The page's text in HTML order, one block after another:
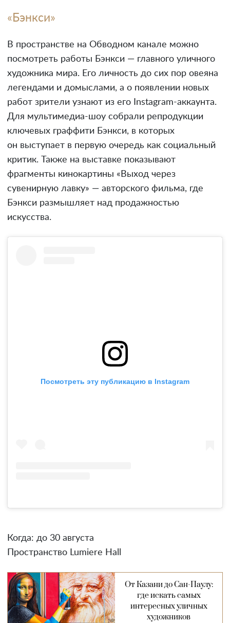
«Бэнкси»
В пространстве на Обводном канале можно
посмотреть работы Бэнкси — главного уличного
художника мира. Его личность до сих пор овеяна
легендами и домыслами, а о появлении новых
работ зрители узнают из его Instagram-аккаунта.
Для мультимедиа-шоу собрали репродукции
ключевых граффити Бэнкси, в которых
он выступает в первую очередь как социальный
критик. Также на выставке показывают
фрагменты кинокартины «Выход через
сувенирную лавку» — авторского фильма, где
Бэнкси размышляет над продажностью
искусства.
Посмотреть эту публикацию в Instagram
Когда: до 30 августа
Пространство Lumiere Hall
От Казани до Сан-Паулу:
где искать самых
интересных уличных
художников